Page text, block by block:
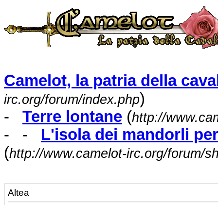
Camelot, la patria della
irc.org/forum/index.php)
- Terre lontane (http://
- - L'isola dei mandorli
(http://www.camelot-irc.org/forum/
Altea